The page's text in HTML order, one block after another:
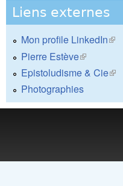
Liens externes
Mon profile LinkedIn(le
Pierre Estève(le lien est
Epistoludisme & Cie(le
Photographies